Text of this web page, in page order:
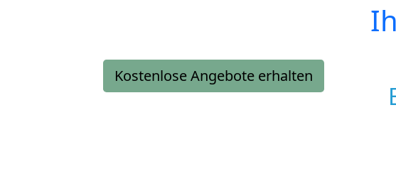
Kostenlose Angebote erhalten